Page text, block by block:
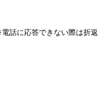
話に応答できない際は折返